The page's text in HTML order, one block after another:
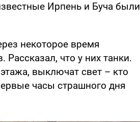
Ирпень и Буча были
некоторое время
что у них танки.
выключат свет – кто
часы страшного дня